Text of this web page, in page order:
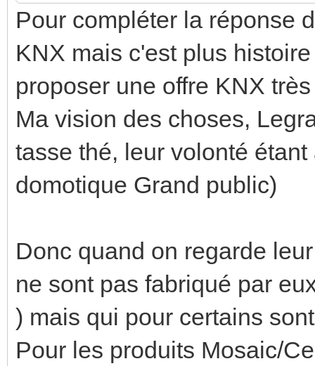
Pour compléter la réponse
KNX mais c'est plus
proposer une offre KNX
Ma vision des choses,
tasse thé, leur volonté
domotique Grand public)
Donc quand on regarde
ne sont pas fabriqué par
) mais qui pour certains
Pour les produits Mosaic/